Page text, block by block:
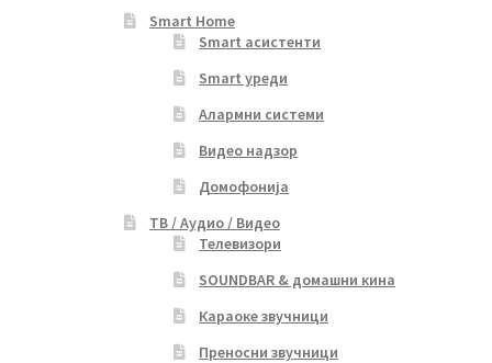
Smart Home
Smart асистенти
Smart уреди
Алармни системи
Видео надзор
Домофонија
ТВ / Аудио / Видео
Телевизори
SOUNDBAR & домашни кина
Караоке звучници
Преносни звучници